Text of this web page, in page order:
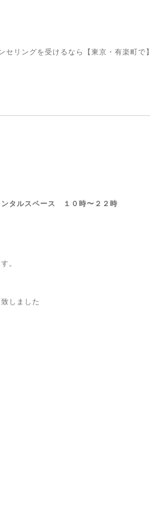
リングを受けるなら【東京・有楽町で】
タルスペース １０時〜２２時
。
しました